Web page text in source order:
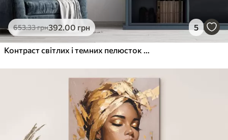
653.33грн392.00 грн 5
Контраст світлих і темних пелюсток у формі квітки